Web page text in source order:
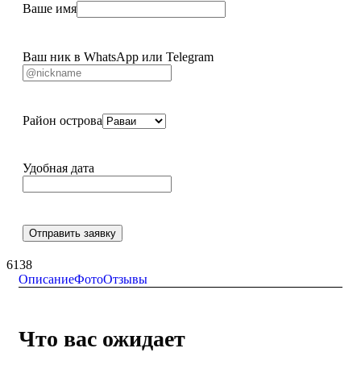
Ваше имя
Ваш ник в WhatsApp или Telegram
Район острова
Удобная дата
Отправить заявку
6138
ОписаниеФотоОтзывы
Что вас ожидает